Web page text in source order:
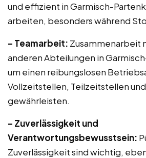
und effizient in Garmisch-
arbeiten, besonders während
– Teamarbeit: Zusammenarbeit
anderen Abteilungen in
um einen reibungslosen
Vollzeitstellen, Teilzeitstellen
gewährleisten.
– Zuverlässigkeit und
Verantwortungsbewusstsein:
Zuverlässigkeit sind wichtig,